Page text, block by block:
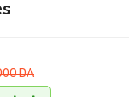
DA